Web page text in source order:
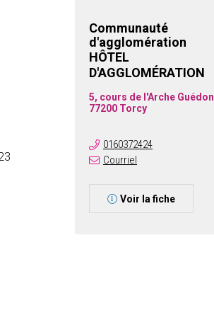
Communauté
d'agglomération
HÔTEL
D'AGGLOMÉRATION
5, cours de l'Arche Guédon
77200 Torcy
0160372424
Courriel
Voir la fiche